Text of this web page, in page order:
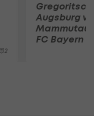
2
Gregoritsch
Augsburg
FC Bayern